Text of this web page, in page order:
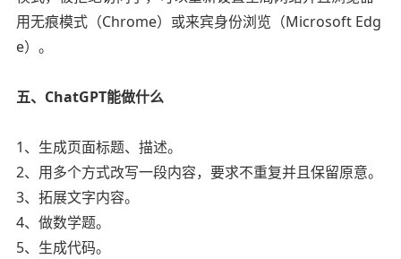
用无痕模式（Chrome）或来宾身份浏览（Microsoft Edg
e）。
五、ChatGPT能做什么
1、生成页面标题、描述。
2、用多个方式改写一段内容，要求不重复并且保留原意。
3、拓展文字内容。
4、做数学题。
5、生成代码。